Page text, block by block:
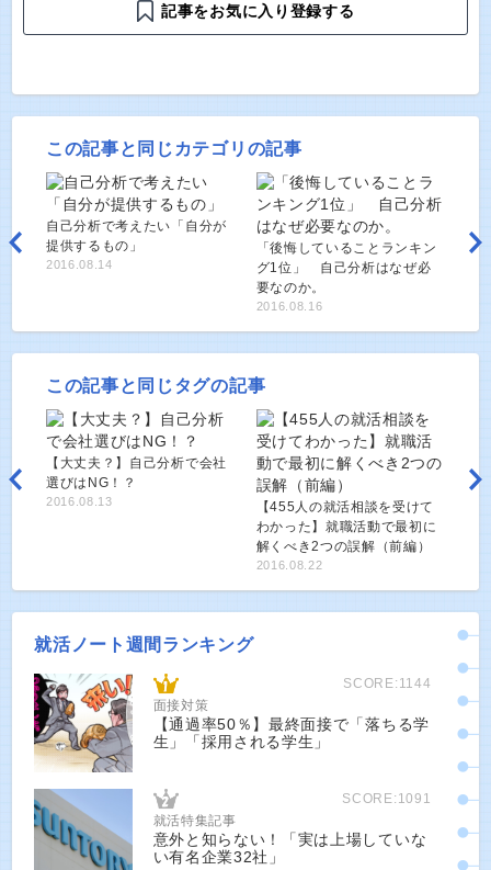
記事をお気に入り登録する
この記事と同じカテゴリの記事
自己分析で考えたい「自分が
提供するもの」
2016.08.14
「後悔していることランキン
グ1位」 自己分析はなぜ必
要なのか。
2016.08.16
この記事と同じタグの記事
【大丈夫？】自己分析で会社
選びはNG！？
2016.08.13
【455人の就活相談を受けて
わかった】就職活動で最初に
解くべき2つの誤解（前編）
2016.08.22
就活ノート週間ランキング
SCORE:1144
面接対策
【通過率50％】最終面接で「落ちる学
生」「採用される学生」
SCORE:1091
就活特集記事
意外と知らない！「実は上場していな
い有名企業32社」